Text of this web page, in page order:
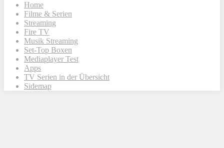
Home
Filme & Serien
Streaming
Fire TV
Musik Streaming
Set-Top Boxen
Mediaplayer Test
Apps
TV Serien in der Übersicht
Sidemap